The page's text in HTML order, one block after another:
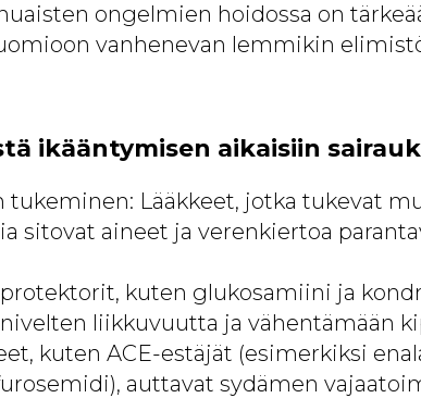
ongelmien hoidossa on
vanhenevan lemmikin
ikääntymisen aikaisiin
Lääkkeet, jotka tukevat
sitovat aineet ja verenkiertoa
kuten glukosamiini ja
liikkuvuutta ja vähentämään
kuten ACE-estäjät (esimerkiksi
auttavat sydämen